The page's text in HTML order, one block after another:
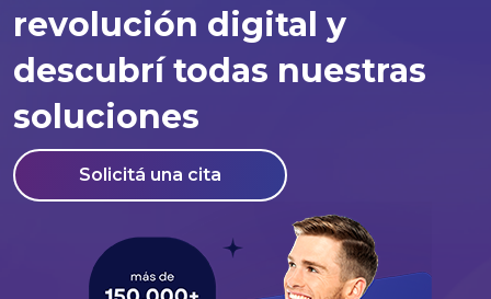
revolución digital y
descubrí todas nuestras
soluciones
Solicitá una cita